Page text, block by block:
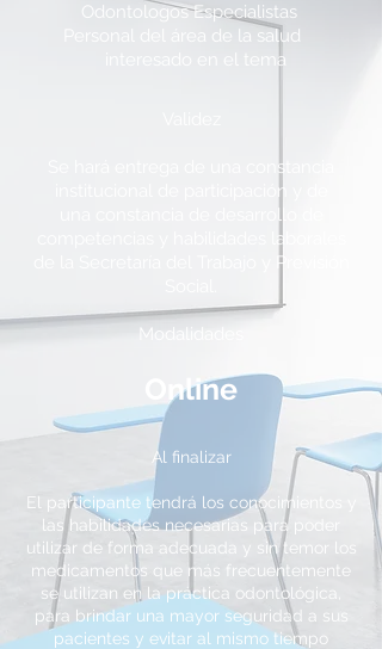
Odontologos Especialistas
Personal del área de la salud
interesado en el tema
Se hará entrega de una constancia
institucional de participación y de
una constancia de desarrollo de
competencias y habilidades laborales
de la Secretaría del Trabajo y Previsión
Modalidades
Online
Al finalizar
El participante tendrá los conocimientos y
las habilidades necesarias para poder
utilizar de forma adecuada y sin temor los
medicamentos que más frecuentemente
se utilizan en la práctica odontológica,
para brindar una mayor seguridad a sus
pacientes y evitar al mismo tiempo